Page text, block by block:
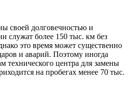
своей долговечностью и
служат более 150 тыс. км без
это время может существенно
и аварий. Поэтому иногда
технического центра для замены
на пробегах менее 70 тыс.